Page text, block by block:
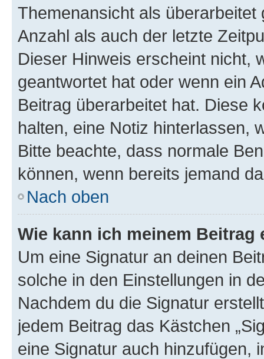
Themenansicht als
Anzahl als auch der letzte
Dieser Hinweis erscheint nicht,
geantwortet hat oder wenn ein
Beitrag überarbeitet hat. Diese
halten, eine Notiz hinterlassen,
Bitte beachte, dass normale
können, wenn bereits jemand
Nach oben
Wie kann ich meinem
Um eine Signatur an deinen
solche in den Einstellungen in
Nachdem du die Signatur
jedem Beitrag das Kästchen
eine Signatur auch hinzufügen,